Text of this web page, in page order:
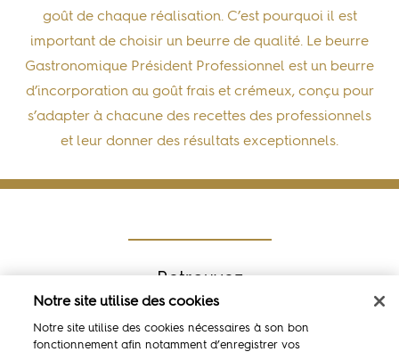
goût de chaque réalisation. C’est pourquoi il est
important de choisir un beurre de qualité. Le beurre
Gastronomique Président Professionnel est un beurre
d’incorporation au goût frais et crémeux, conçu pour
s’adapter à chacune des recettes des professionnels
et leur donner des résultats exceptionnels.
Retrouvez
Président Professionnel sur :
Notre site utilise des cookies
Notre site utilise des cookies nécessaires à son bon
fonctionnement afin notamment d’enregistrer vos